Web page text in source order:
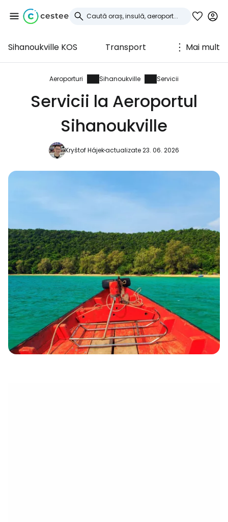
Sihanoukville KOS Transport Mai mult
Aeroporturi Sihanoukville Servicii
Servicii la Aeroportul
Sihanoukville
Kryštof Hájekactualizate 23. 06. 2026
Conectați-vă la
Cestee
... comunitatea mondială a călătorilor